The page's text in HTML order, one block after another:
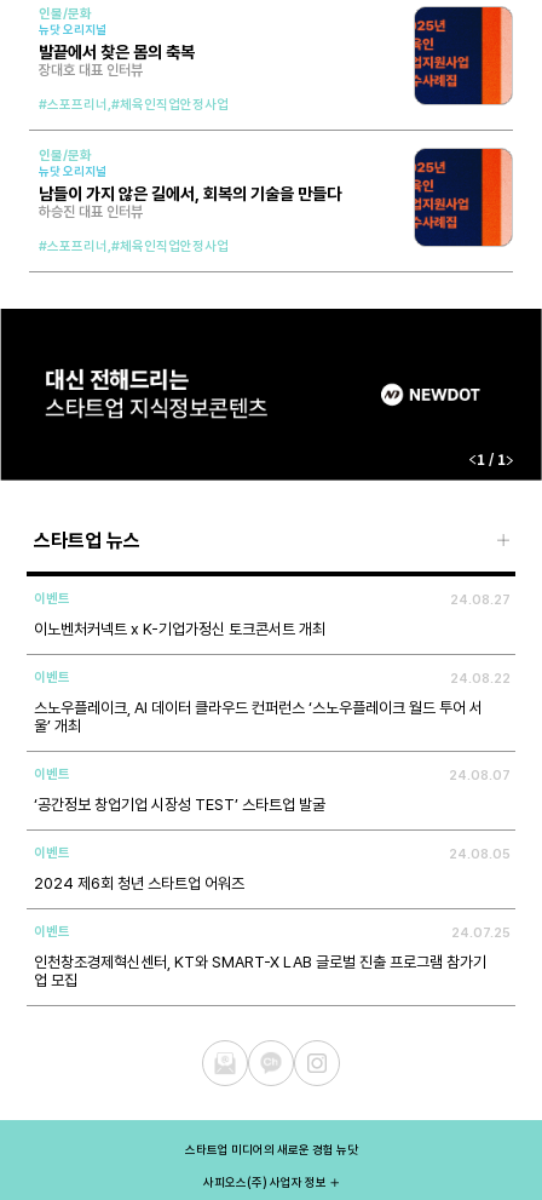
1 / 1
인물/문화
뉴닷 오리지널
발끝에서 찾은 몸의 축복
장대호 대표 인터뷰
#스포프리너,#체육인직업안정사업
인물/문화
뉴닷 오리지널
남들이 가지 않은 길에서, 회복의 기술을 만들다
하승진 대표 인터뷰
#스포프리너,#체육인직업안정사업
스타트업 뉴스
이벤트
이노벤처커넥트 x K-기업가정신 토크콘서트 개최
24.08.27
이벤트
스노우플레이크, AI 데이터 클라우드 컨퍼런스 ‘스노우플레이크 월드 투어 서
울’ 개최
24.08.22
이벤트
‘공간정보 창업기업 시장성 TEST’ 스타트업 발굴
24.08.07
이벤트
2024 제6회 청년 스타트업 어워즈
24.08.05
이벤트
인천창조경제혁신센터, KT와 SMART-X LAB 글로벌 진출 프로그램 참가기
업 모집
24.07.25
스타트업 미디어의 새로운 경험 뉴닷
사피오스(주) 사업자 정보